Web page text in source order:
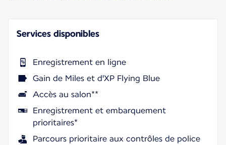
Services disponibles
Enregistrement en ligne
Gain de Miles et d'XP Flying Blue
Accès au salon**
Enregistrement et embarquement
prioritaires*
Parcours prioritaire aux contrôles de police